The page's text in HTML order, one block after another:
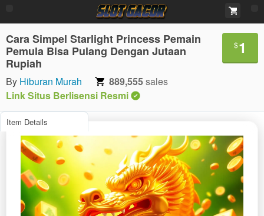
Cara Simpel Starlight Princess Pemain
Pemula Bisa Pulang Dengan Jutaan
Rupiah
$1
By Hiburan Murah 889,555sales
Link Situs Berlisensi Resmi
Item Details